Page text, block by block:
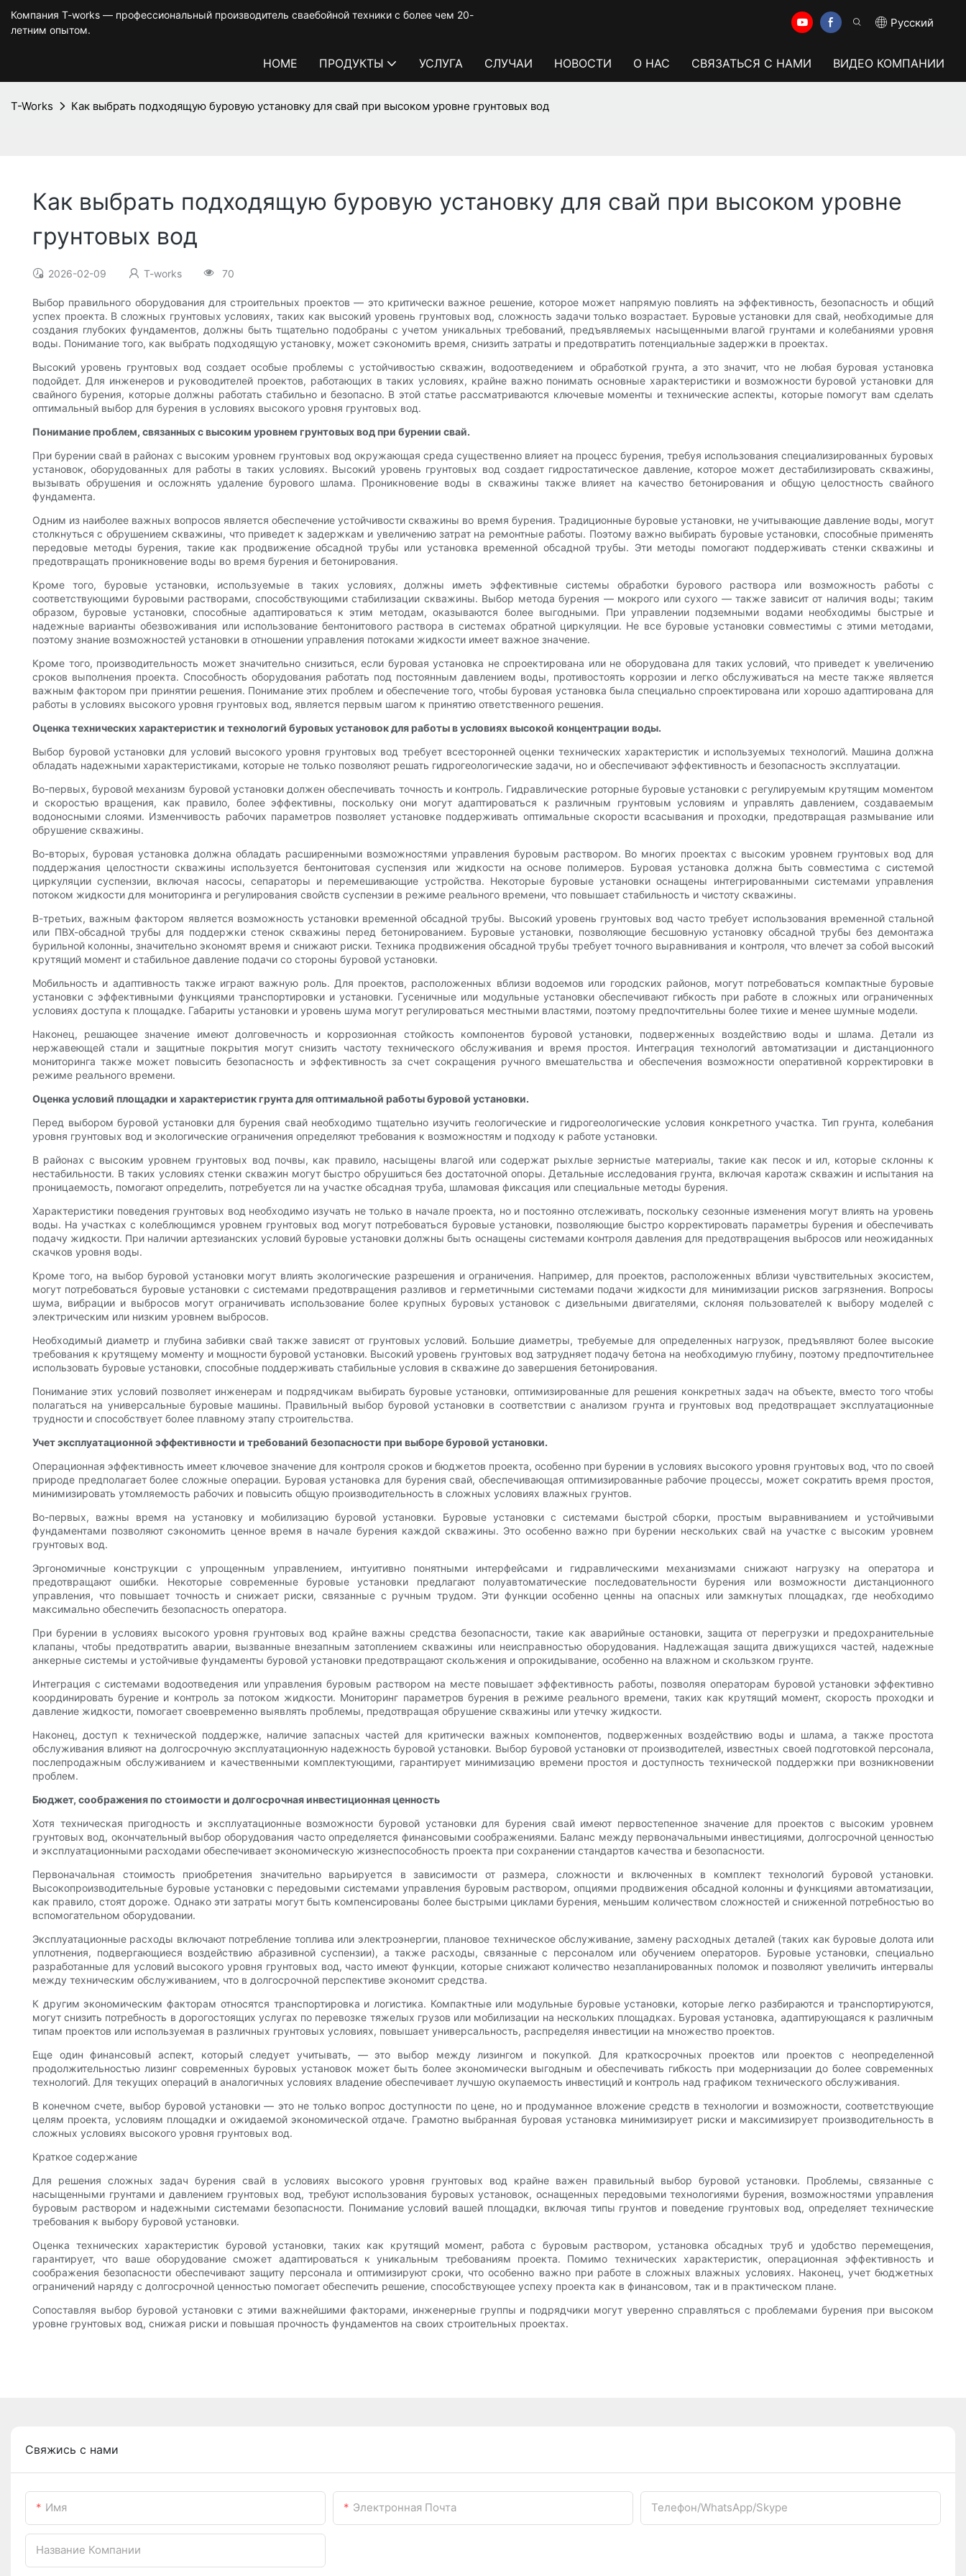
Компания T-works — профессиональный производитель сваебойной техники с более чем 20-
летним опытом.
Pусский
HOME ПРОДУКТЫ УСЛУГА СЛУЧАИ НОВОСТИ О НАС СВЯЗАТЬСЯ С НАМИ ВИДЕО КОМПАНИИ
T-Works Как выбрать подходящую буровую установку для свай при высоком уровне грунтовых вод
Как выбрать подходящую буровую установку для свай при высоком уровне
грунтовых вод
2026-02-09 T-works 70
Выбор правильного оборудования для строительных проектов — это критически важное решение, которое может напрямую повлиять на эффективность, безопасность и общий
успех проекта. В сложных грунтовых условиях, таких как высокий уровень грунтовых вод, сложность задачи только возрастает. Буровые установки для свай, необходимые для
создания глубоких фундаментов, должны быть тщательно подобраны с учетом уникальных требований, предъявляемых насыщенными влагой грунтами и колебаниями уровня
воды. Понимание того, как выбрать подходящую установку, может сэкономить время, снизить затраты и предотвратить потенциальные задержки в проектах.
Высокий уровень грунтовых вод создает особые проблемы с устойчивостью скважин, водоотведением и обработкой грунта, а это значит, что не любая буровая установка
подойдет. Для инженеров и руководителей проектов, работающих в таких условиях, крайне важно понимать основные характеристики и возможности буровой установки для
свайного бурения, которые должны работать стабильно и безопасно. В этой статье рассматриваются ключевые моменты и технические аспекты, которые помогут вам сделать
оптимальный выбор для бурения в условиях высокого уровня грунтовых вод.
Понимание проблем, связанных с высоким уровнем грунтовых вод при бурении свай.
При бурении свай в районах с высоким уровнем грунтовых вод окружающая среда существенно влияет на процесс бурения, требуя использования специализированных буровых
установок, оборудованных для работы в таких условиях. Высокий уровень грунтовых вод создает гидростатическое давление, которое может дестабилизировать скважины,
вызывать обрушения и осложнять удаление бурового шлама. Проникновение воды в скважины также влияет на качество бетонирования и общую целостность свайного
фундамента.
Одним из наиболее важных вопросов является обеспечение устойчивости скважины во время бурения. Традиционные буровые установки, не учитывающие давление воды, могут
столкнуться с обрушением скважины, что приведет к задержкам и увеличению затрат на ремонтные работы. Поэтому важно выбирать буровые установки, способные применять
передовые методы бурения, такие как продвижение обсадной трубы или установка временной обсадной трубы. Эти методы помогают поддерживать стенки скважины и
предотвращать проникновение воды во время бурения и бетонирования.
Кроме того, буровые установки, используемые в таких условиях, должны иметь эффективные системы обработки бурового раствора или возможность работы с
соответствующими буровыми растворами, способствующими стабилизации скважины. Выбор метода бурения — мокрого или сухого — также зависит от наличия воды; таким
образом, буровые установки, способные адаптироваться к этим методам, оказываются более выгодными. При управлении подземными водами необходимы быстрые и
надежные варианты обезвоживания или использование бентонитового раствора в системах обратной циркуляции. Не все буровые установки совместимы с этими методами,
поэтому знание возможностей установки в отношении управления потоками жидкости имеет важное значение.
Кроме того, производительность может значительно снизиться, если буровая установка не спроектирована или не оборудована для таких условий, что приведет к увеличению
сроков выполнения проекта. Способность оборудования работать под постоянным давлением воды, противостоять коррозии и легко обслуживаться на месте также является
важным фактором при принятии решения. Понимание этих проблем и обеспечение того, чтобы буровая установка была специально спроектирована или хорошо адаптирована для
работы в условиях высокого уровня грунтовых вод, является первым шагом к принятию ответственного решения.
Оценка технических характеристик и технологий буровых установок для работы в условиях высокой концентрации воды.
Выбор буровой установки для условий высокого уровня грунтовых вод требует всесторонней оценки технических характеристик и используемых технологий. Машина должна
обладать надежными характеристиками, которые не только позволяют решать гидрогеологические задачи, но и обеспечивают эффективность и безопасность эксплуатации.
Во-первых, буровой механизм буровой установки должен обеспечивать точность и контроль. Гидравлические роторные буровые установки с регулируемым крутящим моментом
и скоростью вращения, как правило, более эффективны, поскольку они могут адаптироваться к различным грунтовым условиям и управлять давлением, создаваемым
водоносными слоями. Изменчивость рабочих параметров позволяет установке поддерживать оптимальные скорости всасывания и проходки, предотвращая размывание или
обрушение скважины.
Во-вторых, буровая установка должна обладать расширенными возможностями управления буровым раствором. Во многих проектах с высоким уровнем грунтовых вод для
поддержания целостности скважины используется бентонитовая суспензия или жидкости на основе полимеров. Буровая установка должна быть совместима с системой
циркуляции суспензии, включая насосы, сепараторы и перемешивающие устройства. Некоторые буровые установки оснащены интегрированными системами управления
потоком жидкости для мониторинга и регулирования свойств суспензии в режиме реального времени, что повышает стабильность и чистоту скважины.
В-третьих, важным фактором является возможность установки временной обсадной трубы. Высокий уровень грунтовых вод часто требует использования временной стальной
или ПВХ-обсадной трубы для поддержки стенок скважины перед бетонированием. Буровые установки, позволяющие бесшовную установку обсадной трубы без демонтажа
бурильной колонны, значительно экономят время и снижают риски. Техника продвижения обсадной трубы требует точного выравнивания и контроля, что влечет за собой высокий
крутящий момент и стабильное давление подачи со стороны буровой установки.
Мобильность и адаптивность также играют важную роль. Для проектов, расположенных вблизи водоемов или городских районов, могут потребоваться компактные буровые
установки с эффективными функциями транспортировки и установки. Гусеничные или модульные установки обеспечивают гибкость при работе в сложных или ограниченных
условиях доступа к площадке. Габариты установки и уровень шума могут регулироваться местными властями, поэтому предпочтительны более тихие и менее шумные модели.
Наконец, решающее значение имеют долговечность и коррозионная стойкость компонентов буровой установки, подверженных воздействию воды и шлама. Детали из
нержавеющей стали и защитные покрытия могут снизить частоту технического обслуживания и время простоя. Интеграция технологий автоматизации и дистанционного
мониторинга также может повысить безопасность и эффективность за счет сокращения ручного вмешательства и обеспечения возможности оперативной корректировки в
режиме реального времени.
Оценка условий площадки и характеристик грунта для оптимальной работы буровой установки.
Перед выбором буровой установки для бурения свай необходимо тщательно изучить геологические и гидрогеологические условия конкретного участка. Тип грунта, колебания
уровня грунтовых вод и экологические ограничения определяют требования к возможностям и подходу к работе установки.
В районах с высоким уровнем грунтовых вод почвы, как правило, насыщены влагой или содержат рыхлые зернистые материалы, такие как песок и ил, которые склонны к
нестабильности. В таких условиях стенки скважин могут быстро обрушиться без достаточной опоры. Детальные исследования грунта, включая каротаж скважин и испытания на
проницаемость, помогают определить, потребуется ли на участке обсадная труба, шламовая фиксация или специальные методы бурения.
Характеристики поведения грунтовых вод необходимо изучать не только в начале проекта, но и постоянно отслеживать, поскольку сезонные изменения могут влиять на уровень
воды. На участках с колеблющимся уровнем грунтовых вод могут потребоваться буровые установки, позволяющие быстро корректировать параметры бурения и обеспечивать
подачу жидкости. При наличии артезианских условий буровые установки должны быть оснащены системами контроля давления для предотвращения выбросов или неожиданных
скачков уровня воды.
Кроме того, на выбор буровой установки могут влиять экологические разрешения и ограничения. Например, для проектов, расположенных вблизи чувствительных экосистем,
могут потребоваться буровые установки с системами предотвращения разливов и герметичными системами подачи жидкости для минимизации рисков загрязнения. Вопросы
шума, вибрации и выбросов могут ограничивать использование более крупных буровых установок с дизельными двигателями, склоняя пользователей к выбору моделей с
электрическим или низким уровнем выбросов.
Необходимый диаметр и глубина забивки свай также зависят от грунтовых условий. Большие диаметры, требуемые для определенных нагрузок, предъявляют более высокие
требования к крутящему моменту и мощности буровой установки. Высокий уровень грунтовых вод затрудняет подачу бетона на необходимую глубину, поэтому предпочтительнее
использовать буровые установки, способные поддерживать стабильные условия в скважине до завершения бетонирования.
Понимание этих условий позволяет инженерам и подрядчикам выбирать буровые установки, оптимизированные для решения конкретных задач на объекте, вместо того чтобы
полагаться на универсальные буровые машины. Правильный выбор буровой установки в соответствии с анализом грунта и грунтовых вод предотвращает эксплуатационные
трудности и способствует более плавному этапу строительства.
Учет эксплуатационной эффективности и требований безопасности при выборе буровой установки.
Операционная эффективность имеет ключевое значение для контроля сроков и бюджетов проекта, особенно при бурении в условиях высокого уровня грунтовых вод, что по своей
природе предполагает более сложные операции. Буровая установка для бурения свай, обеспечивающая оптимизированные рабочие процессы, может сократить время простоя,
минимизировать утомляемость рабочих и повысить общую производительность в сложных условиях влажных грунтов.
Во-первых, важны время на установку и мобилизацию буровой установки. Буровые установки с системами быстрой сборки, простым выравниванием и устойчивыми
фундаментами позволяют сэкономить ценное время в начале бурения каждой скважины. Это особенно важно при бурении нескольких свай на участке с высоким уровнем
грунтовых вод.
Эргономичные конструкции с упрощенным управлением, интуитивно понятными интерфейсами и гидравлическими механизмами снижают нагрузку на оператора и
предотвращают ошибки. Некоторые современные буровые установки предлагают полуавтоматические последовательности бурения или возможности дистанционного
управления, что повышает точность и снижает риски, связанные с ручным трудом. Эти функции особенно ценны на опасных или замкнутых площадках, где необходимо
максимально обеспечить безопасность оператора.
При бурении в условиях высокого уровня грунтовых вод крайне важны средства безопасности, такие как аварийные остановки, защита от перегрузки и предохранительные
клапаны, чтобы предотвратить аварии, вызванные внезапным затоплением скважины или неисправностью оборудования. Надлежащая защита движущихся частей, надежные
анкерные системы и устойчивые фундаменты буровой установки предотвращают скольжения и опрокидывание, особенно на влажном и скользком грунте.
Интеграция с системами водоотведения или управления буровым раствором на месте повышает эффективность работы, позволяя операторам буровой установки эффективно
координировать бурение и контроль за потоком жидкости. Мониторинг параметров бурения в режиме реального времени, таких как крутящий момент, скорость проходки и
давление жидкости, помогает своевременно выявлять проблемы, предотвращая обрушение скважины или утечку жидкости.
Наконец, доступ к технической поддержке, наличие запасных частей для критически важных компонентов, подверженных воздействию воды и шлама, а также простота
обслуживания влияют на долгосрочную эксплуатационную надежность буровой установки. Выбор буровой установки от производителей, известных своей подготовкой персонала,
послепродажным обслуживанием и качественными комплектующими, гарантирует минимизацию времени простоя и доступность технической поддержки при возникновении
проблем.
Бюджет, соображения по стоимости и долгосрочная инвестиционная ценность
Хотя техническая пригодность и эксплуатационные возможности буровой установки для бурения свай имеют первостепенное значение для проектов с высоким уровнем
грунтовых вод, окончательный выбор оборудования часто определяется финансовыми соображениями. Баланс между первоначальными инвестициями, долгосрочной ценностью
и эксплуатационными расходами обеспечивает экономическую жизнеспособность проекта при сохранении стандартов качества и безопасности.
Первоначальная стоимость приобретения значительно варьируется в зависимости от размера, сложности и включенных в комплект технологий буровой установки.
Высокопроизводительные буровые установки с передовыми системами управления буровым раствором, опциями продвижения обсадной колонны и функциями автоматизации,
как правило, стоят дороже. Однако эти затраты могут быть компенсированы более быстрыми циклами бурения, меньшим количеством сложностей и сниженной потребностью во
вспомогательном оборудовании.
Эксплуатационные расходы включают потребление топлива или электроэнергии, плановое техническое обслуживание, замену расходных деталей (таких как буровые долота или
уплотнения, подвергающиеся воздействию абразивной суспензии), а также расходы, связанные с персоналом или обучением операторов. Буровые установки, специально
разработанные для условий высокого уровня грунтовых вод, часто имеют функции, которые снижают количество незапланированных поломок и позволяют увеличить интервалы
между техническим обслуживанием, что в долгосрочной перспективе экономит средства.
К другим экономическим факторам относятся транспортировка и логистика. Компактные или модульные буровые установки, которые легко разбираются и транспортируются,
могут снизить потребность в дорогостоящих услугах по перевозке тяжелых грузов или мобилизации на нескольких площадках. Буровая установка, адаптирующаяся к различным
типам проектов или используемая в различных грунтовых условиях, повышает универсальность, распределяя инвестиции на множество проектов.
Еще один финансовый аспект, который следует учитывать, — это выбор между лизингом и покупкой. Для краткосрочных проектов или проектов с неопределенной
продолжительностью лизинг современных буровых установок может быть более экономически выгодным и обеспечивать гибкость при модернизации до более современных
технологий. Для текущих операций в аналогичных условиях владение обеспечивает лучшую окупаемость инвестиций и контроль над графиком технического обслуживания.
В конечном счете, выбор буровой установки — это не только вопрос доступности по цене, но и продуманное вложение средств в технологии и возможности, соответствующие
целям проекта, условиям площадки и ожидаемой экономической отдаче. Грамотно выбранная буровая установка минимизирует риски и максимизирует производительность в
сложных условиях высокого уровня грунтовых вод.
Краткое содержание
Для решения сложных задач бурения свай в условиях высокого уровня грунтовых вод крайне важен правильный выбор буровой установки. Проблемы, связанные с
насыщенными грунтами и давлением грунтовых вод, требуют использования буровых установок, оснащенных передовыми технологиями бурения, возможностями управления
буровым раствором и надежными системами безопасности. Понимание условий вашей площадки, включая типы грунтов и поведение грунтовых вод, определяет технические
требования к выбору буровой установки.
Оценка технических характеристик буровой установки, таких как крутящий момент, работа с буровым раствором, установка обсадных труб и удобство перемещения,
гарантирует, что ваше оборудование сможет адаптироваться к уникальным требованиям проекта. Помимо технических характеристик, операционная эффективность и
соображения безопасности обеспечивают защиту персонала и оптимизируют сроки, что особенно важно при работе в сложных влажных условиях. Наконец, учет бюджетных
ограничений наряду с долгосрочной ценностью помогает обеспечить решение, способствующее успеху проекта как в финансовом, так и в практическом плане.
Сопоставляя выбор буровой установки с этими важнейшими факторами, инженерные группы и подрядчики могут уверенно справляться с проблемами бурения при высоком
уровне грунтовых вод, снижая риски и повышая прочность фундаментов на своих строительных проектах.
Свяжись с нами
Имя Электронная Почта Телефон/WhatsApp/Skype
Название Компании